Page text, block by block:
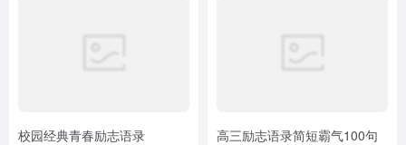
校园经典青春励志语录 高三励志语录简短霸气100句